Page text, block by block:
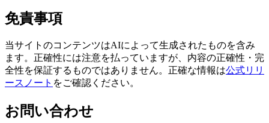
免責事項
当サイトのコンテンツはAIによって生成されたものを含み
ます。正確性には注意を払っていますが、内容の正確性・完
全性を保証するものではありません。正確な情報は公式リリ
ースノート をご確認ください。
お問い合わせ